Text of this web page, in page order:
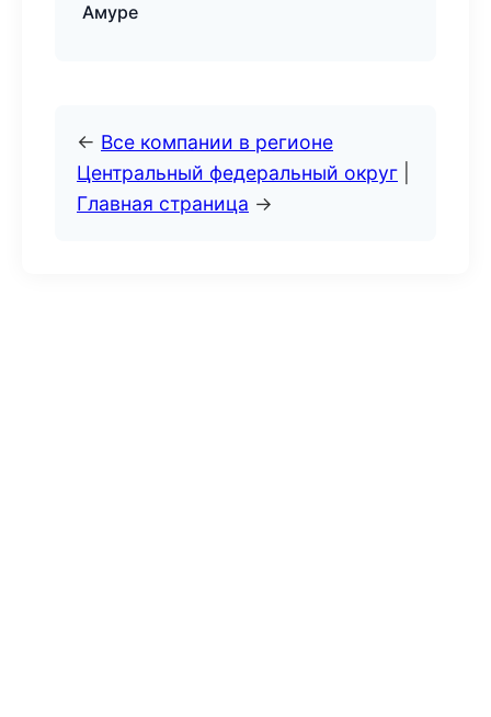
Амуре
← Все компании в регионе
Центральный федеральный округ
Главная страница →